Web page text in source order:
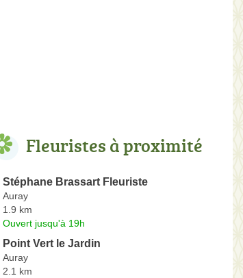
Fleuristes à proximité
Stéphane Brassart Fleuriste
Auray
1.9 km
Ouvert jusqu'à 19h
Point Vert le Jardin
Auray
2.1 km